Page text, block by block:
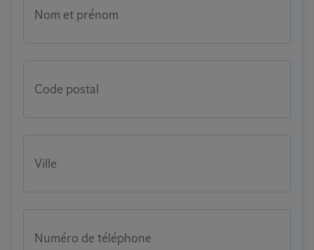
Nom et prénom
Code postal
Ville
Numéro de téléphone